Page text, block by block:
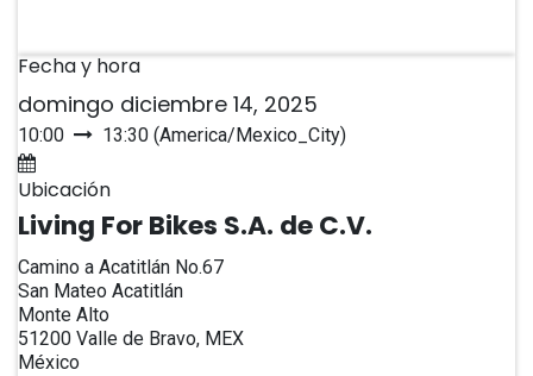
Fecha y hora
domingo diciembre 14, 2025
10:00 13:30 (America/Mexico_City)
Ubicación
Living For Bikes S.A. de C.V.
Camino a Acatitlán No.67
San Mateo Acatitlán
Monte Alto
51200 Valle de Bravo, MEX
México